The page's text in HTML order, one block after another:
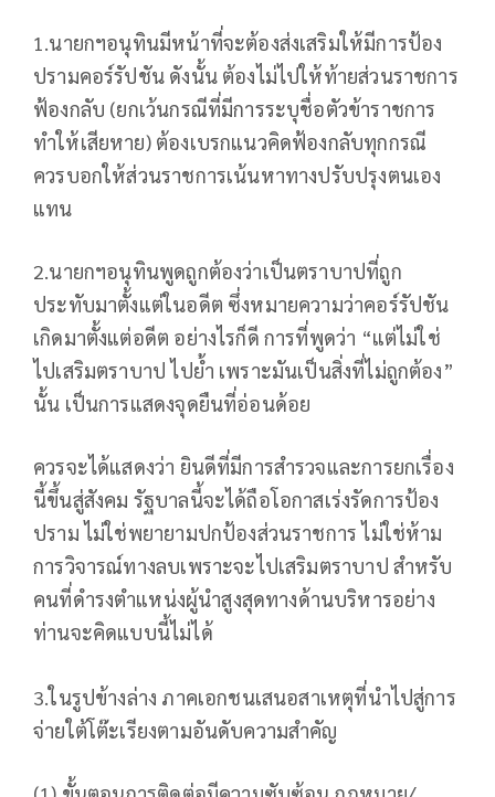
1.นายกฯอนุทินมีหน้าที่จะต้องส่งเสริมให้มีการป้อง
ปรามคอร์รัปชัน ดังนั้น ต้องไม่ไปให้ท้ายส่วนราชการ
ฟ้องกลับ (ยกเว้นกรณีที่มีการระบุชื่อตัวข้าราชการ
ทำให้เสียหาย) ต้องเบรกแนวคิดฟ้องกลับทุกกรณี
ควรบอกให้ส่วนราชการเน้นหาทางปรับปรุงตนเอง
แทน
2.นายกฯอนุทินพูดถูกต้องว่าเป็นตราบาปที่ถูก
ประทับมาตั้งแต่ในอดีต ซึ่งหมายความว่าคอร์รัปชัน
เกิดมาตั้งแต่อดีต อย่างไรก็ดี การที่พูดว่า “แต่ไม่ใช่
ไปเสริมตราบาป ไปย้ำ เพราะมันเป็นสิ่งที่ไม่ถูกต้อง”
นั้น เป็นการแสดงจุดยืนที่อ่อนด้อย
ควรจะได้แสดงว่า ยินดีที่มีการสำรวจและการยกเรื่อง
นี้ขึ้นสู่สังคม รัฐบาลนี้จะได้ถือโอกาสเร่งรัดการป้อง
ปราม ไม่ใช่พยายามปกป้องส่วนราชการ ไม่ใช่ห้าม
การวิจารณ์ทางลบเพราะจะไปเสริมตราบาป สำหรับ
คนที่ดำรงตำแหน่งผู้นำสูงสุดทางด้านบริหารอย่าง
ท่านจะคิดแบบนี้ไม่ได้
3.ในรูปข้างล่าง ภาคเอกชนเสนอสาเหตุที่นำไปสู่การ
จ่ายใต้โต๊ะเรียงตามอันดับความสำคัญ